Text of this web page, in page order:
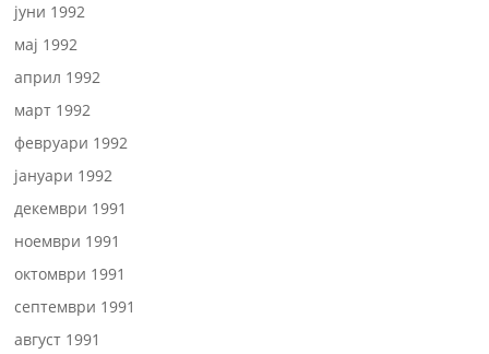
јуни 1992
мај 1992
април 1992
март 1992
февруари 1992
јануари 1992
декември 1991
ноември 1991
октомври 1991
септември 1991
август 1991